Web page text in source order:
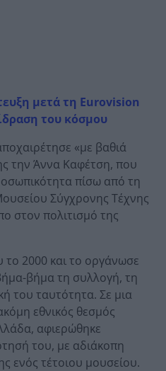
μετά τη Eurovision
του κόσμου
«με βαθιά
την Άννα Καφέτση, που
πίσω από τη
Σύγχρονης Τέχνης
στον πολιτισμό της
2000 και το οργάνωσε
βήμα τη συλλογή, τη
του ταυτότητα. Σε μια
εθνικός θεσμός
αφιερώθηκε
του, με αδιάκοπη
ενός τέτοιου μουσείου.